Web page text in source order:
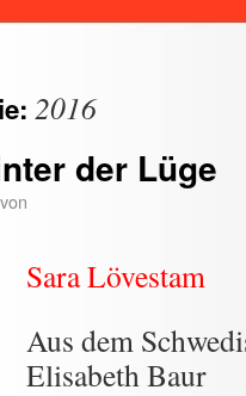
2016
der Lüge
von
Sara Lövestam
Aus dem
Elisabeth Baur